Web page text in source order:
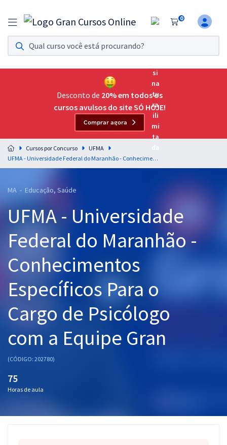
0
Assinatura Ilimitada 11
Acesso a todos os cursos. Teste grátis por 7 dias!
Assinatura OAB Até Passar
Acesso ilimitado a toda preparação para o Exame da
Residências Multiprofissionais
Preparação completa e intensiva para as principais
residências em saúde do Brasil
Cursos 20% OFF
Pós
Graduação
OAB
Questões grátis
Aprovados
Desconto de 20% em todos os
cursos avulsos do site SÓ HOJE!
Comprar agora
Cursos por Concurso
UFMA
UFMA - Universidade Federal do Maranhão - Conhecimentos Específicos Para o Cargo de Psicólogo com a Equipe Gran
MA - Educação, Saúde
UFMA - Universidade
Federal do Maranhão -
Conhecimentos
Específicos Para o
Cargo de Psicólogo
com a Equipe Gran
(CÓDIGO: 202780)
75
Horas de aula